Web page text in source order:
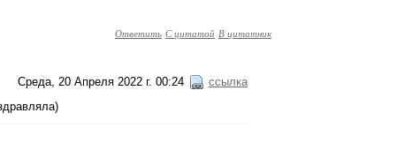
Ответить С цитатой В цитатник
Среда, 20 Апреля 2022 г. 00:24 ссылка